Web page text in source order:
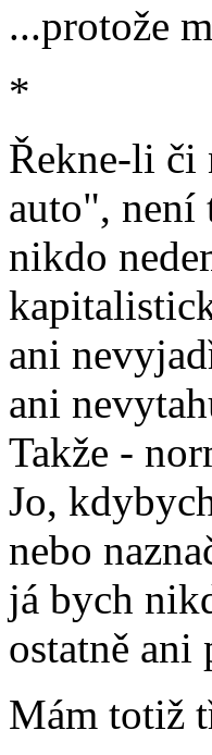
...protože
*
Řekne-li či
auto",
nikdo
ani
ani
Takže -
Jo,
nebo
já bych
ostatně ani
Mám totiž